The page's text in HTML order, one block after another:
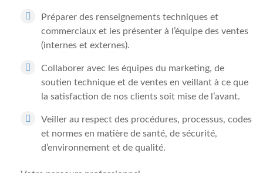
Préparer des renseignements techniques et
commerciaux et les présenter à l’équipe des ventes
(internes et externes).
Collaborer avec les équipes du marketing, de
soutien technique et de ventes en veillant à ce que
la satisfaction de nos clients soit mise de l’avant.
Veiller au respect des procédures, processus, codes
et normes en matière de santé, de sécurité,
d’environnement et de qualité.